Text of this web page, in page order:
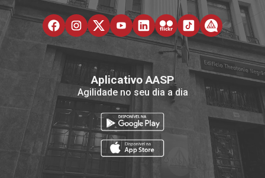
Aplicativo AASP
Agilidade no seu dia a dia